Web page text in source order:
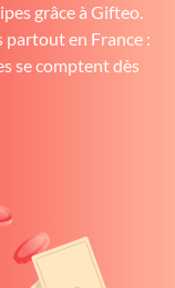
grâce à Gifteo.
partout en France :
se comptent dès